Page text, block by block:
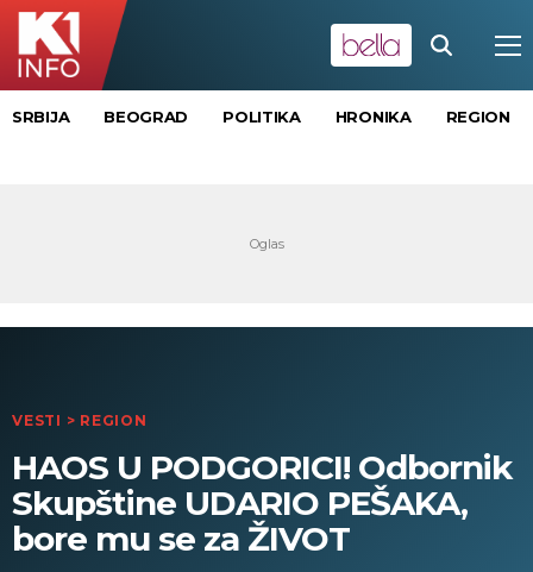
SRBIJA BEOGRAD POLITIKA HRONIKA REGION
VESTI > REGION
HAOS U PODGORICI! Odbornik
Skupštine UDARIO PEŠAKA,
bore mu se za ŽIVOT